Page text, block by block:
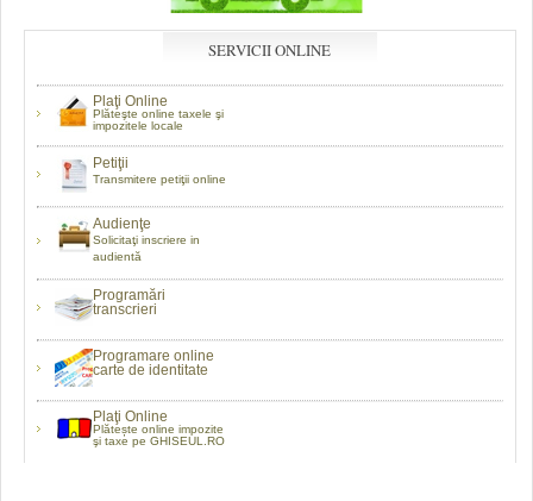
SERVICII ONLINE
Plaţi Online
Plăteşte online taxele şi
impozitele locale
Petiţii
Transmitere petiţii online
Audienţe
Solicitaţi inscriere in
audientă
Programări
transcrieri
Programare online
carte de identitate
Plaţi Online
Plătește online impozite
şi taxe pe GHISEUL.RO